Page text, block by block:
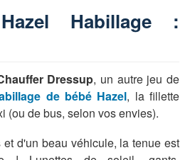
Habillage :
Dressup, un autre jeu de
de bébé Hazel, la fillette
(ou de bus, selon vos envies).
d'un beau véhicule, la tenue est